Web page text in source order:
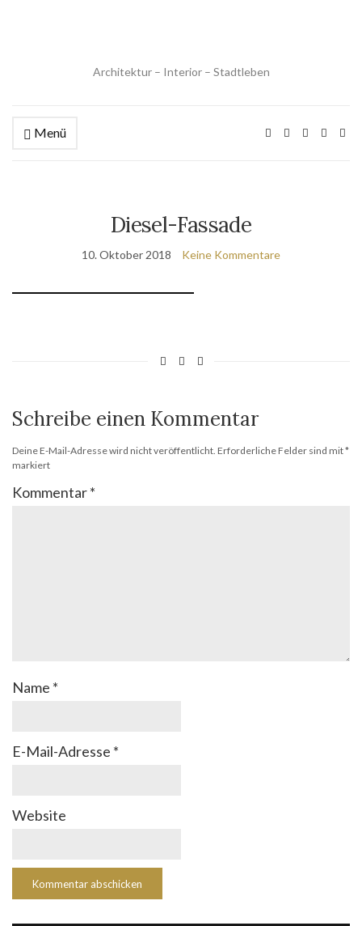
Architektur – Interior – Stadtleben
Menü
Diesel-Fassade
10. Oktober 2018 Keine Kommentare
Schreibe einen Kommentar
Deine E-Mail-Adresse wird nicht veröffentlicht. Erforderliche Felder sind mit*
markiert
Kommentar*
Name *
E-Mail-Adresse *
Website